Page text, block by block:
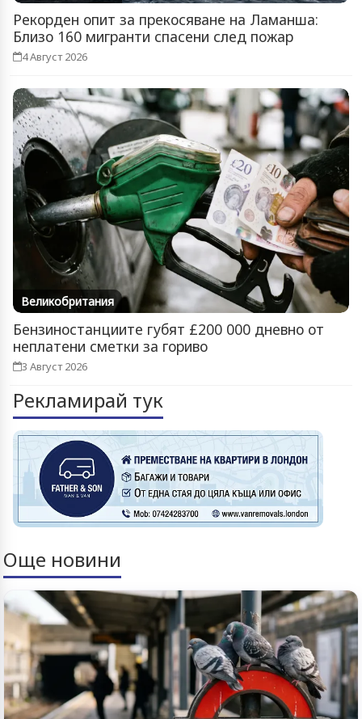
Рекорден опит за прекосяване на Ламанша:
Близо 160 мигранти спасени след пожар
4 Август 2026
Великобритания
Бензиностанциите губят £200 000 дневно от
неплатени сметки за гориво
3 Август 2026
Рекламирай тук
Още новини